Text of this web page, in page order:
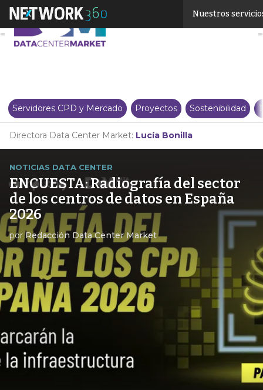
Nuestros
Servidores CPD y Mercado Proyectos Sostenibilidad
Directora Data Center Market: Lucía Bonilla
NOTICIAS DATA CENTER
ENCUESTA: Radiografía del sector
de los centros de datos en España
2026
porRedacción Data Center Market